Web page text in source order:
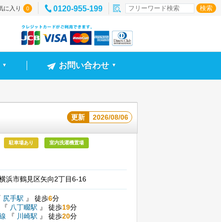
に入り 0 0120-955-199
▼ お問い合わせ ▼
更新 2026/08/06
駐車場あり 室内洗濯機置場
浜市鶴見区矢向2丁目6-16
尻手駅 』 徒歩6分
『 八丁畷駅 』 徒歩19分
『 川崎駅 』 徒歩20分